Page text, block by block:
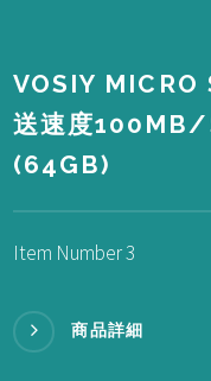
VOSIY
送速度100MB/
(64GB)
Item Number 3
商品詳細